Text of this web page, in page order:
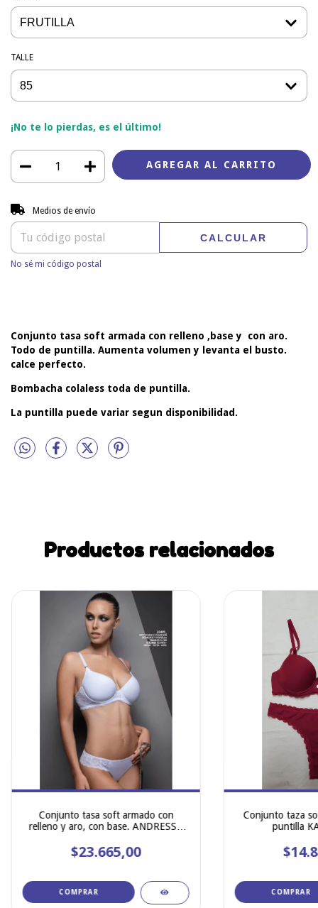
TALLE
¡No te lo pierdas, es el último!
Entregas para el CP:
Medios de envío
CALCULAR
No sé mi código postal
Conjunto tasa soft armada con relleno ,base y con aro.
Todo de puntilla. Aumenta volumen y levanta el busto.
calce perfecto.
Bombacha colaless toda de puntilla.
La puntilla puede variar segun disponibilidad.
Productos relacionados
Conjunto tasa soft armado con
relleno y aro, con base. ANDRESSA
$23.665,00
COMPRAR
Conjunto taza
puntilla
COMPRAR